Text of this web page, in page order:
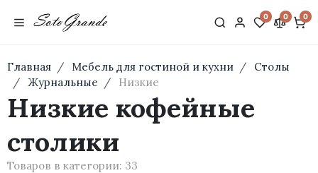
0 0 0
Главная Мебель для гостиной и кухни
Столы
Журнальные
Низкие
Низкие кофейные
столики
Товаров в категории: 33